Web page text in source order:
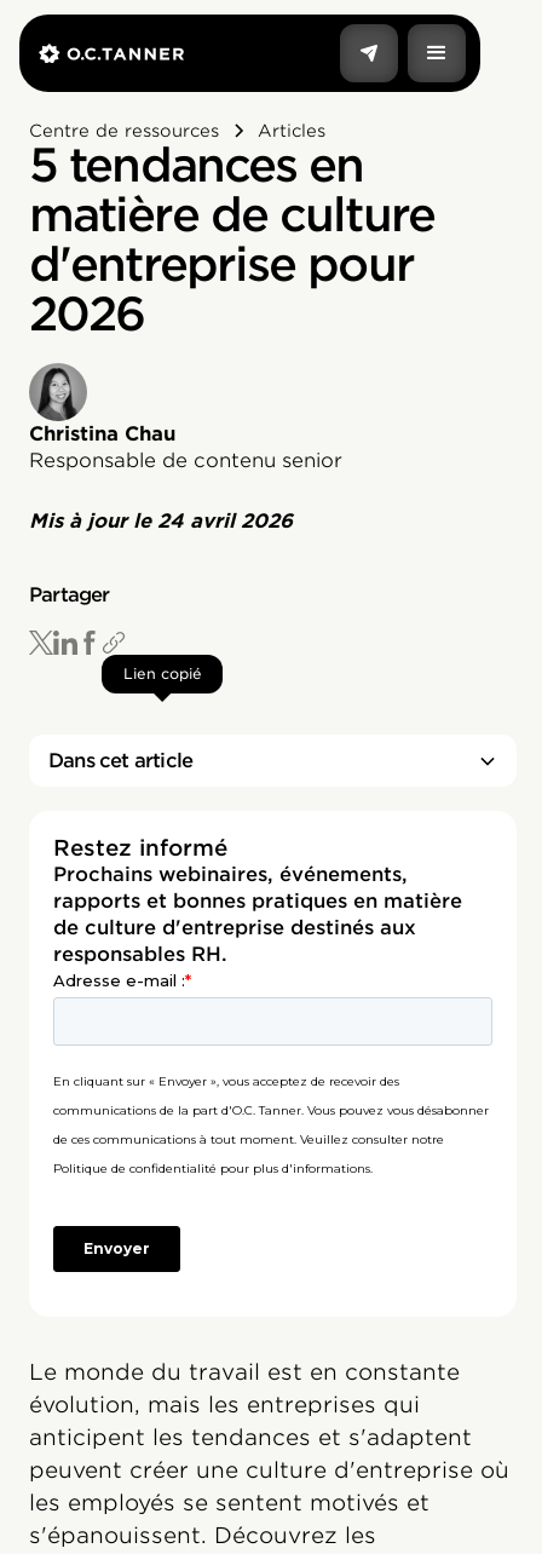
Centre de ressources Articles
5 tendances en
matière de culture
d'entreprise pour
2026
Christina Chau
Responsable de contenu senior
Mis à jour le 24 avril 2026
Partager
Lien copié
Dans cet article
Restez informé
Prochains webinaires, événements,
rapports et bonnes pratiques en matière
de culture d'entreprise destinés aux
responsables RH.
Le monde du travail est en constante
évolution, mais les entreprises qui
anticipent les tendances et s'adaptent
peuvent créer une culture d'entreprise où
les employés se sentent motivés et
s'épanouissent. Découvrez les